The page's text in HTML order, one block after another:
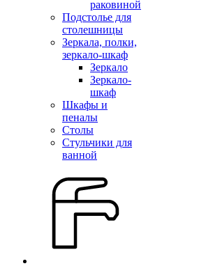
раковиной
Подстолье для
столешницы
Зеркала, полки,
зеркало-шкаф
Зеркало
Зеркало-
шкаф
Шкафы и
пеналы
Столы
Стульчики для
ванной